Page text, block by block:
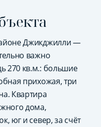
Джикджилли —
важно
270 кв.м.: большие
прихожая, три
Квартира
дома,
юг и север, за счёт